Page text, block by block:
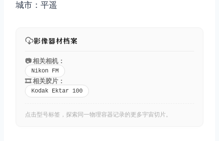
城市：平遥
影像器材档案
📷 相关相机：
Nikon FM
🎞️ 相关胶片：
Kodak Ektar 100
点击型号标签，探索同一物理容器记录的更多宇宙切片。